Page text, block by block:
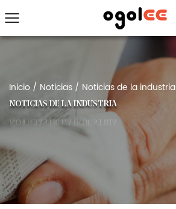
Inicio / Noticias / Noticias de la industria
NOTICIAS DE LA INDUSTRIA